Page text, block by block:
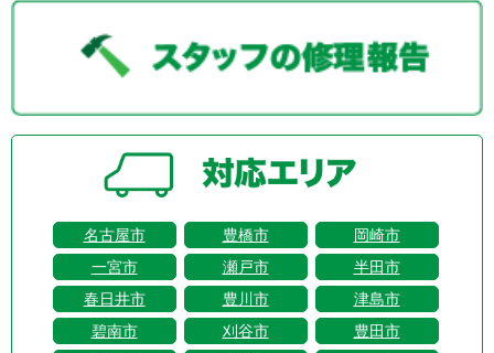
名古屋市 豊橋市
岡崎市
一宮市
瀬戸市
半田市
春日井市
豊川市
津島市
碧南市
刈谷市
豊田市